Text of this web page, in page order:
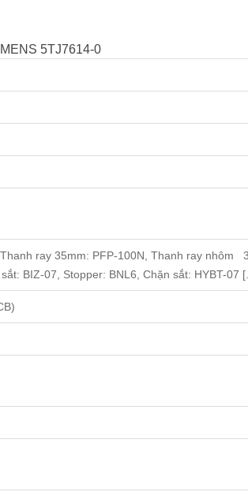
5TJ7614-0
ray 35mm: PFP-100N, Thanh ray nhôm
BIZ-07, Stopper: BNL6, Chặn sắt: HYBT-07